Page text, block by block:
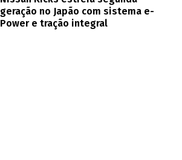
geração no Japão com sistema e-
Power e tração integral